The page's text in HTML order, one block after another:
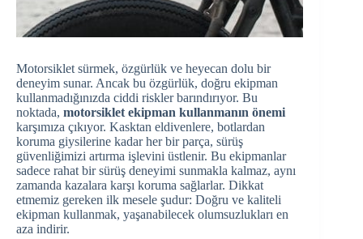
Motorsiklet sürmek, özgürlük ve heyecan dolu bir
deneyim sunar. Ancak bu özgürlük, doğru ekipman
kullanmadığınızda ciddi riskler barındırıyor. Bu
noktada, motorsiklet ekipman kullanmanın önemi
karşımıza çıkıyor. Kasktan eldivenlere, botlardan
koruma giysilerine kadar her bir parça, sürüş
güvenliğimizi artırma işlevini üstlenir. Bu ekipmanlar
sadece rahat bir sürüş deneyimi sunmakla kalmaz, aynı
zamanda kazalara karşı koruma sağlarlar. Dikkat
etmemiz gereken ilk mesele şudur: Doğru ve kaliteli
ekipman kullanmak, yaşanabilecek olumsuzlukları en
aza indirir.